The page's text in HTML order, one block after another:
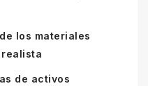
los materiales
realista
de activos